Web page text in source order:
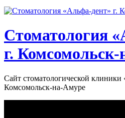
Стоматология
г.
Сайт стоматологической клиники
Комсомольск-на-Амуре